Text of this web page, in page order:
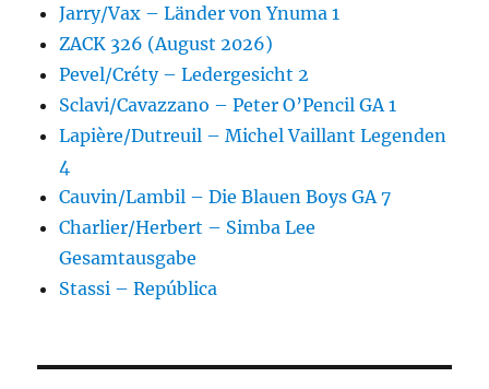
Jarry/Vax – Länder von Ynuma 1
ZACK 326 (August 2026)
Pevel/Créty – Ledergesicht 2
Sclavi/Cavazzano – Peter O’Pencil GA 1
Lapière/Dutreuil – Michel Vaillant Legenden
4
Cauvin/Lambil – Die Blauen Boys GA 7
Charlier/Herbert – Simba Lee
Gesamtausgabe
Stassi – República